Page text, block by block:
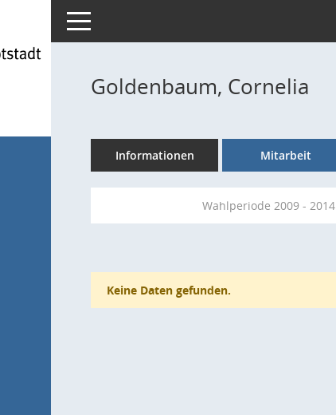
Toggle navigation
Goldenbaum, Cornelia
Informationen Mitarbeit
Wahlperiode 2009 - 2014
Keine Daten gefunden.